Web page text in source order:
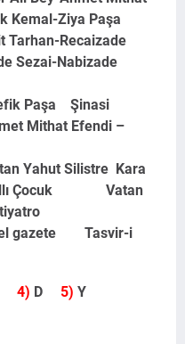
Kemal-Ziya Paşa
Tarhan-Recaizade
Sezai-Nabizade
Paşa Şinasi
Mithat Efendi –
Yahut Silistre Kara
Çocuk Vatan
gazete Tasvir-i
4) D 5) Y